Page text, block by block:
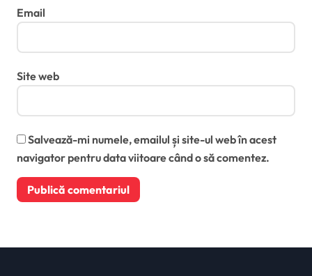
Email
Site web
Salvează-mi numele, emailul și site-ul web în acest
navigator pentru data viitoare când o să comentez.